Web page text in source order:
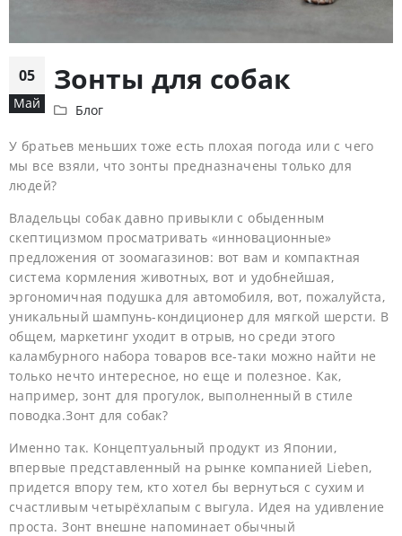
05
Май
Зонты для собак
Блог
У братьев меньших тоже есть плохая погода или с чего
мы все взяли, что зонты предназначены только для
людей?
Владельцы собак давно привыкли с обыденным
скептицизмом просматривать «инновационные»
предложения от зоомагазинов: вот вам и компактная
система кормления животных, вот и удобнейшая,
эргономичная подушка для автомобиля, вот, пожалуйста,
уникальный шампунь-кондиционер для мягкой шерсти. В
общем, маркетинг уходит в отрыв, но среди этого
каламбурного набора товаров все-таки можно найти не
только нечто интересное, но еще и полезное. Как,
например, зонт для прогулок, выполненный в стиле
поводка.Зонт для собак?
Именно так. Концептуальный продукт из Японии,
впервые представленный на рынке компанией Lieben,
придется впору тем, кто хотел бы вернуться с сухим и
счастливым четырёхлапым с выгула. Идея на удивление
проста. Зонт внешне напоминает обычный